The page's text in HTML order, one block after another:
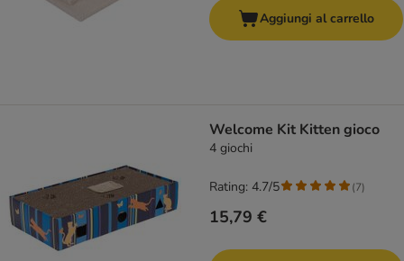
Aggiungi al carrello
Welcome Kit Kitten gioco
4 giochi
15,79 €
Rating: 4.7/5 (7)